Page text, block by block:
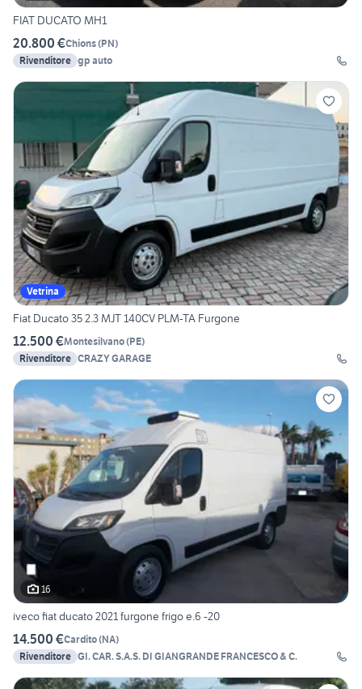
FIAT DUCATO MH1
20.800 €Chions(PN)
Rivenditore gp auto
Vetrina
Fiat Ducato 35 2.3 MJT 140CV PLM-TA Furgone
12.500 €Montesilvano(PE)
Rivenditore CRAZY GARAGE
16
iveco fiat ducato 2021 furgone frigo e.6 -20
14.500 €Cardito(NA)
Rivenditore GI. CAR. S.A.S. DI GIANGRANDE FRANCESCO & C.